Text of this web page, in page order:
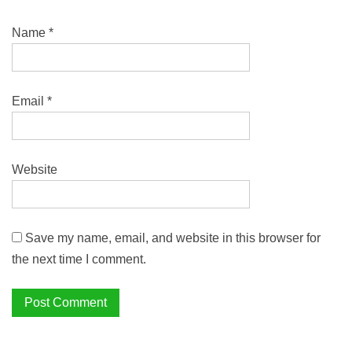
Name *
Email *
Website
Save my name, email, and website in this browser for
the next time I comment.